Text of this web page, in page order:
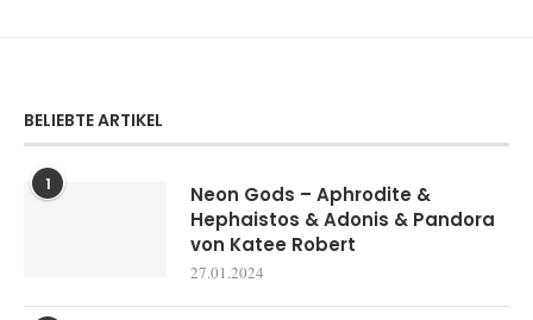
BELIEBTE ARTIKEL
1
Neon Gods – Aphrodite &
Hephaistos & Adonis & Pandora
von Katee Robert
27.01.2024